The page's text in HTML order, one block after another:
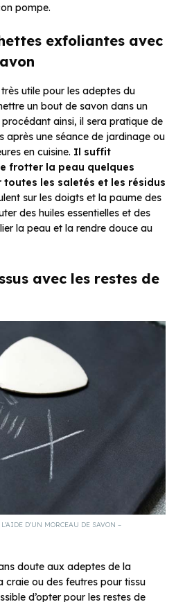
pompe.
exfoliantes avec
utile pour les adeptes du
un bout de savon dans un
ainsi, il sera pratique de
après une séance de jardinage ou
en cuisine. Il suffit
frotter la peau quelques
toutes les saletés et les résidus
sur les doigts et la paume des
des huiles essentielles et des
la peau et la rendre douce au
avec les restes de
D’UN MORCEAU DE SAVON –
doute aux adeptes de la
craie ou des feutres pour tissu
d’opter pour les restes de